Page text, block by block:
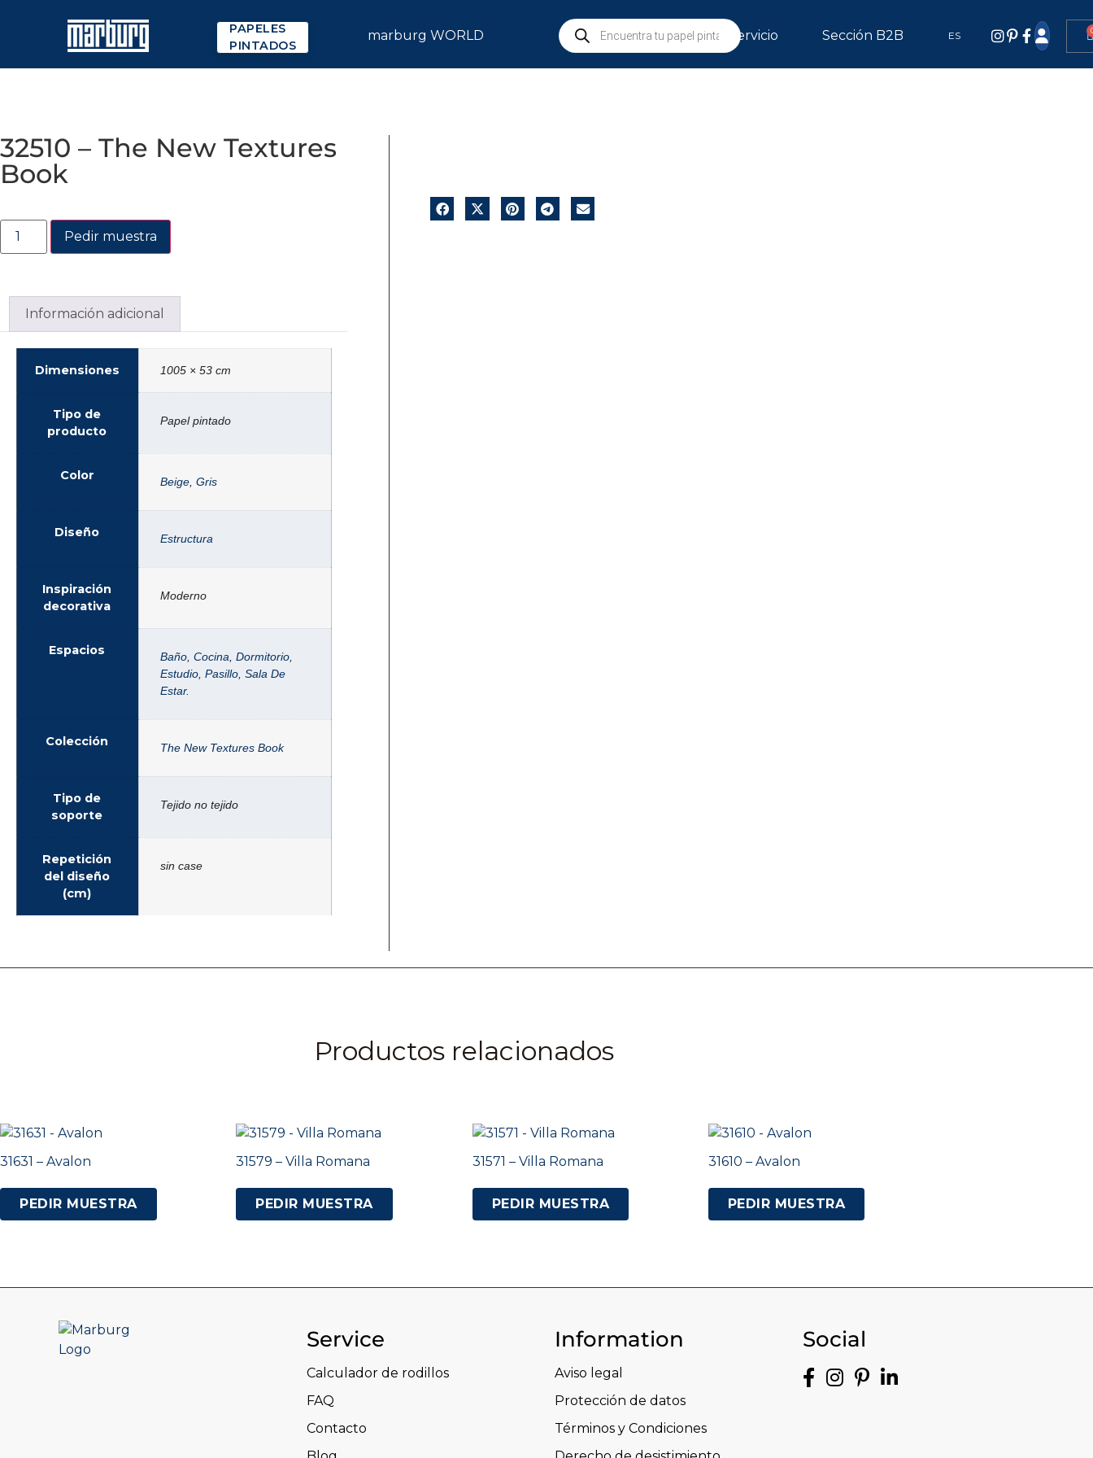
PAPELES
PINTADOS
marburg WORLD Servicio Sección B2B ES
32510 – The New Textures
Book
Pedir muestra
Información adicional
Dimensiones 1005 × 53 cm
Tipo de
producto
Papel pintado
Color Beige Gris
Diseño Estructura
Inspiración
decorativa
Moderno
Espacios Baño Cocina Dormitorio
Estudio Pasillo Sala De
Estar.
Colección The New Textures Book
Tipo de
soporte
Tejido no tejido
Repetición
del diseño
(cm)
sin case
Productos relacionados
31631 – Avalon
PEDIR MUESTRA
31579 – Villa Romana
PEDIR MUESTRA
31571 – Villa Romana
PEDIR MUESTRA
31610 – Avalon
PEDIR MUESTRA
Service
Calculador de rodillos
FAQ
Contacto
Information
Aviso legal
Protección de datos
Términos y Condiciones
Social